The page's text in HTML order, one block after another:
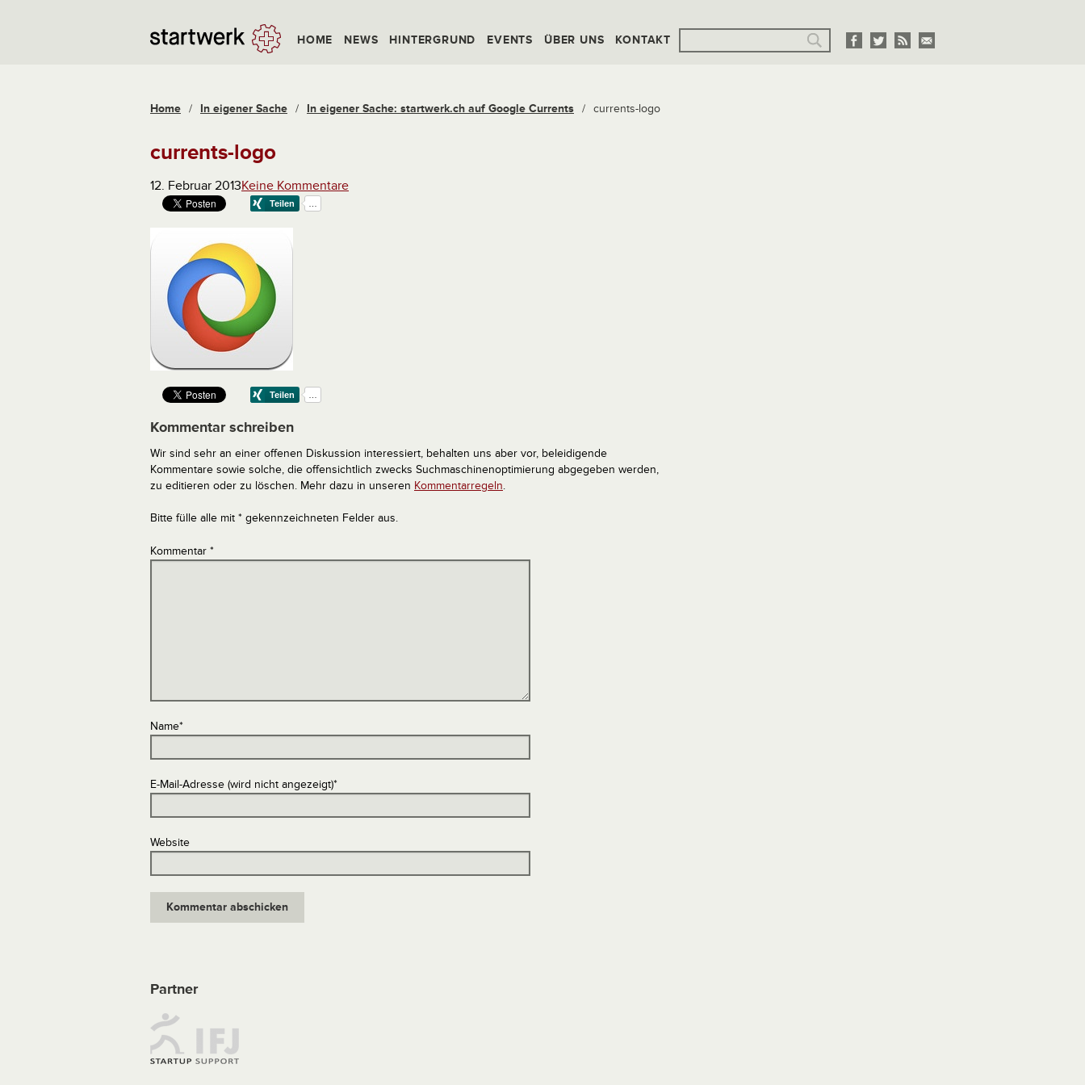
HOME NEWS HINTERGRUND EVENTS ÜBER UNS KONTAKT
Home / In eigener Sache / In eigener Sache: startwerk.ch auf Google Currents / currents-logo
currents-logo
12. Februar 2013Keine Kommentare
Kommentar schreiben
Wir sind sehr an einer offenen Diskussion interessiert, behalten uns aber vor, beleidigende
Kommentare sowie solche, die offensichtlich zwecks Suchmaschinenoptimierung abgegeben werden,
zu editieren oder zu löschen. Mehr dazu in unseren Kommentarregeln.
Bitte fülle alle mit * gekennzeichneten Felder aus.
Kommentar *
Name*
E-Mail-Adresse (wird nicht angezeigt)*
Website
Partner